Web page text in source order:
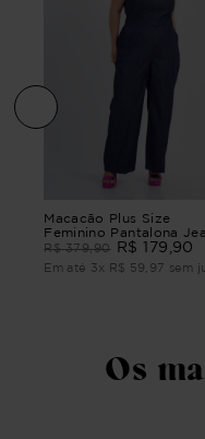
Macacão Plus Size
Feminino Pantalona
Euphoria
R$ 379,90 R$ 179 90
Em até 3x R$ 59 97 sem
Os